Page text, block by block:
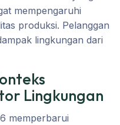
mempengaruhi
produksi. Pelanggan
lingkungan dari
Lingkungan
memperbarui